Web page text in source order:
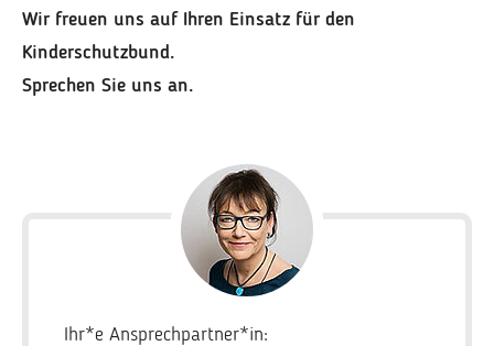
Wir freuen uns auf Ihren Einsatz für den
Kinderschutzbund.
Sprechen Sie uns an.
Ihr*e Ansprechpartner*in: